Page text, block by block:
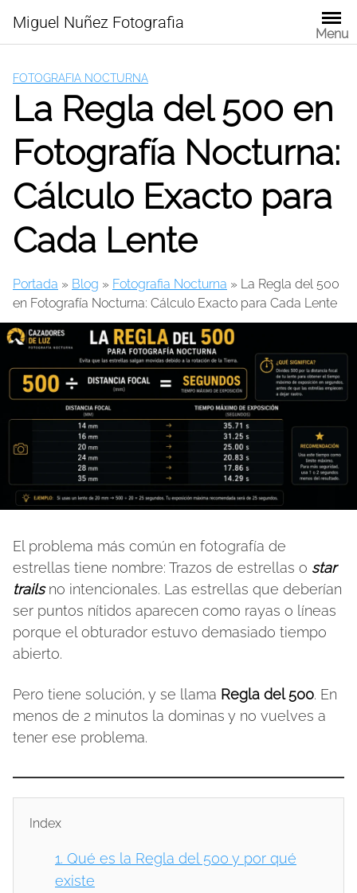
content
Miguel Nuñez Fotografia
Menu
FOTOGRAFIA NOCTURNA
La Regla del 500 en
Fotografía Nocturna:
Cálculo Exacto para
Cada Lente
Portada » Blog » Fotografia Nocturna » La Regla del 500
en Fotografía Nocturna: Cálculo Exacto para Cada Lente
El problema más común en fotografía de
estrellas tiene nombre: Trazos de estrellas o star
trailsno intencionales. Las estrellas que deberían
ser puntos nítidos aparecen como rayas o líneas
porque el obturador estuvo demasiado tiempo
abierto.
Pero tiene solución, y se llama Regla del 500. En
menos de 2 minutos la dominas y no vuelves a
tener ese problema.
Index
1. Qué es la Regla del 500 y por qué
existe